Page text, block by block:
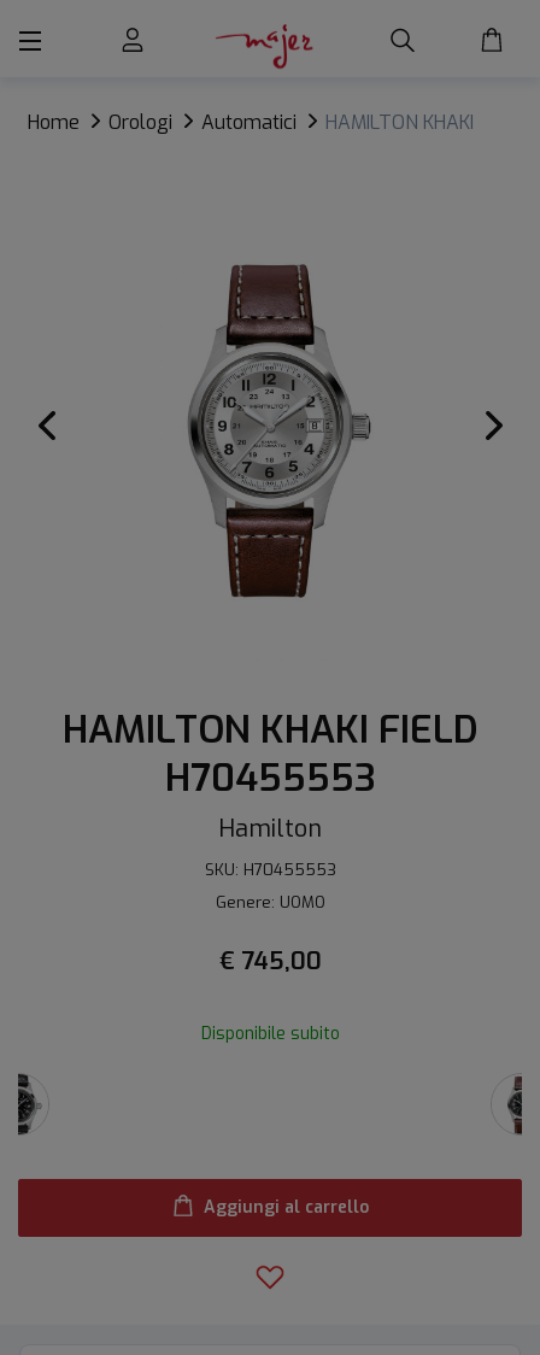
Home Orologi Automatici
HAMILTON KHAKI
HAMILTON KHAKI FIELD
H70455553
Hamilton
SKU: H70455553
Genere: UOMO
€ 745,00
Disponibile subito
Aggiungi al carrello